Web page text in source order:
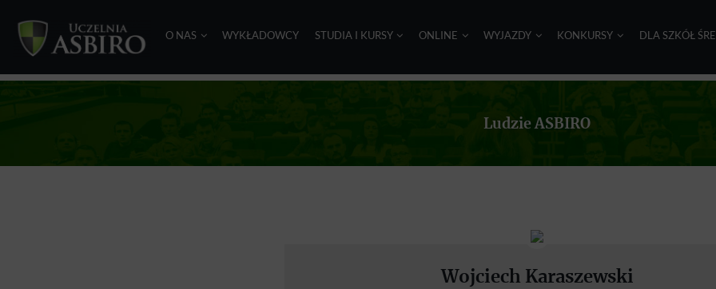
O NAS WYKŁADOWCY STUDIA I KURSY ONLINE WYJAZDY KONKURSY DLA SZKÓŁ
Ludzie ASBIRO
Wojciech Karaszewski